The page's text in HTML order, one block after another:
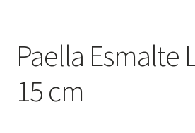
Paella Esmalte
15 cm